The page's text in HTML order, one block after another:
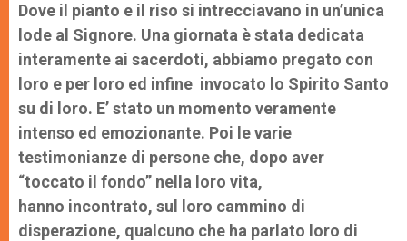
Dove il pianto e il riso si intrecciavano in un’unica
lode al Signore. Una giornata è stata dedicata
interamente ai sacerdoti, abbiamo pregato con
loro e per loro ed infine invocato lo Spirito Santo
su di loro. E’ stato un momento veramente
intenso ed emozionante. Poi le varie
testimonianze di persone che, dopo aver
“toccato il fondo” nella loro vita,
hanno incontrato, sul loro cammino di
disperazione, qualcuno che ha parlato loro di